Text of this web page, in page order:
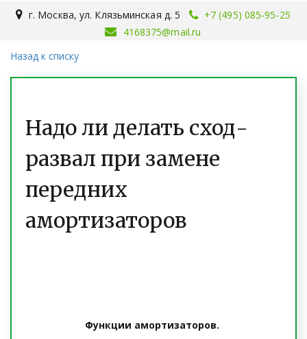
г. Москва,ул. Клязьминская д. 5
+7 (495) 085-95-25
4168375@mail.ru
Назад к списку
Надо ли делать сход-
развал при замене
передних
амортизаторов
Функции амортизаторов.